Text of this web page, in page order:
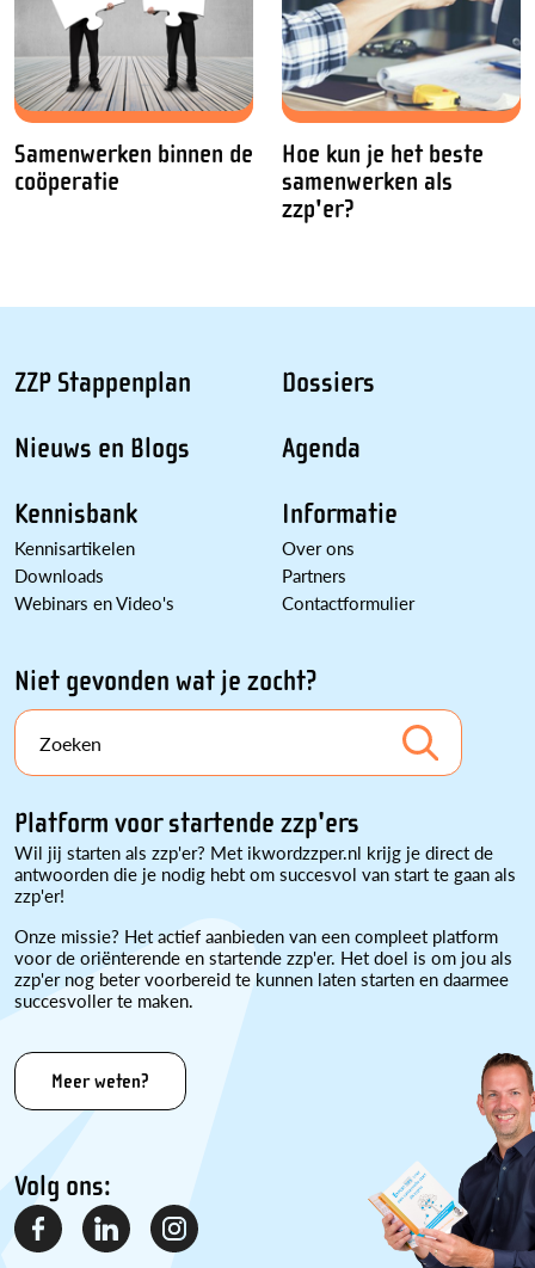
Samenwerken binnen de
coöperatie
Hoe kun je het beste
samenwerken als
zzp'er?
ZZP Stappenplan
Nieuws en Blogs
Kennisbank
Kennisartikelen
Downloads
Webinars en Video's
Dossiers
Agenda
Informatie
Over ons
Partners
Contactformulier
Niet gevonden wat je zocht?
Zoeken
Platform voor startende zzp'ers
Wil jij starten als zzp'er? Met ikwordzzper.nl krijg je direct de
antwoorden die je nodig hebt om succesvol van start te gaan als
zzp'er!
Onze missie? Het actief aanbieden van een compleet platform
voor de oriënterende en startende zzp'er. Het doel is om jou als
zzp'er nog beter voorbereid te kunnen laten starten en daarmee
succesvoller te maken.
Meer weten?
Volg ons: